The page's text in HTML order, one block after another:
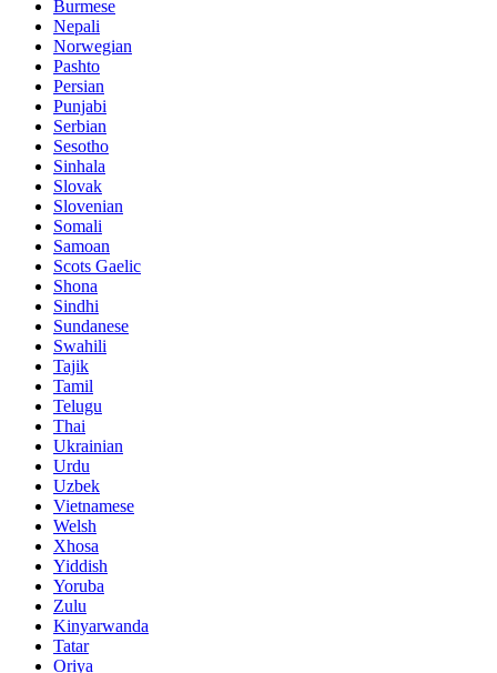
Burmese
Nepali
Norwegian
Pashto
Persian
Punjabi
Serbian
Sesotho
Sinhala
Slovak
Slovenian
Somali
Samoan
Scots Gaelic
Shona
Sindhi
Sundanese
Swahili
Tajik
Tamil
Telugu
Thai
Ukrainian
Urdu
Uzbek
Vietnamese
Welsh
Xhosa
Yiddish
Yoruba
Zulu
Kinyarwanda
Tatar
Oriya